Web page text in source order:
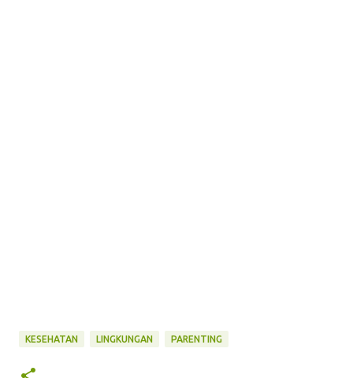
KESEHATAN LINGKUNGAN PARENTING